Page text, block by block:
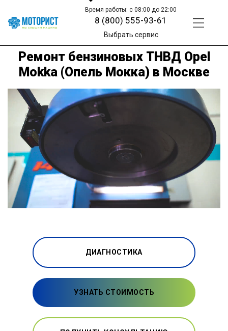
Время работы: с 08:00 до 22:00
8 (800) 555-93-61
Выбрать сервис
Ремонт бензиновых ТНВД Opel
Mokka (Опель Мокка) в Москве
ДИАГНОСТИКА
УЗНАТЬ СТОИМОСТЬ